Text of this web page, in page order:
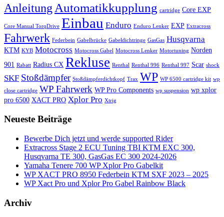
Anleitung Automatikkupplung cartridge Core EXP
Core Manual TorqDrive Einbau Enduro Enduro Lenker EXP Extracross
Fahrwerk Federbein Gabelbrücke Gabeldichtringe GasGas Husqvarna
KTM KYB Motocross Motocross Gabel Motocross Lenker Motortuning Norden
901
Rabatt Radius CX Rekluse Renthal Renthal 996 Renthal 997 Scar shock
SKF Stoßdämpfer Stoßdämpferdichtkopf Trax WP WP 6500 cartridge kit wp
close cartridge WP Fahrwerk WP Pro Components wp suspension wp xplor
pro 6500 XACT PRO Xplor Pro Xtrig
Neueste Beiträge
Bewerbe Dich jetzt und werde supported Rider
Extracross Stage 2 ECU Tuning TBI KTM EXC 300,
Husqvarna TE 300, GasGas EC 300 2024-2026
Yamaha Tenere 700 WP Xplor Pro Gabelkit
WP XACT PRO 8950 Federbein KTM SXF 2023 – 2025
WP Xact Pro und Xplor Pro Gabel Rainbow Black
Archiv